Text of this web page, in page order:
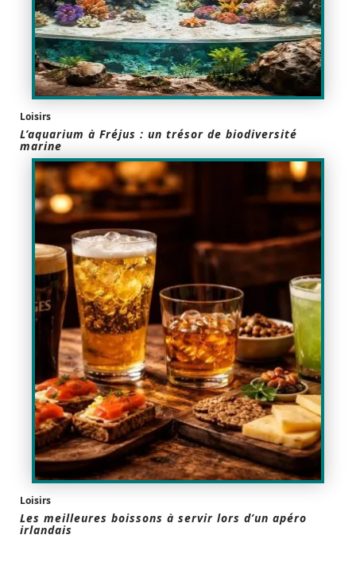
Loisirs
L’aquarium à Fréjus : un trésor de biodiversité
marine
Loisirs
Les meilleures boissons à servir lors d’un apéro
irlandais